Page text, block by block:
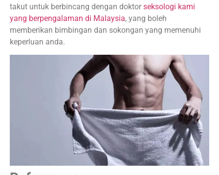
takut untuk berbincang dengan doktor seksologi kami
yang berpengalaman di Malaysia, yang boleh
memberikan bimbingan dan sokongan yang memenuhi
keperluan anda.